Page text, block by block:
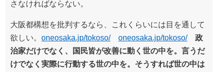
さなければならない。
大阪都構想を批判するなら、これくらいには目を通して
欲しい。 oneosaka.jp/tokoso/ oneosaka.jp/tokoso/
政
治家だけでなく、国民皆が改善に動く世の中を。言うだ
けでなく実際に行動する世の中を。そうすれば世の中は